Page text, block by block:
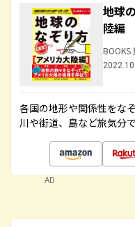
地球
陸編
BOOKS
各国の地形や関係性をな
川や街道、島など旅気分
AD